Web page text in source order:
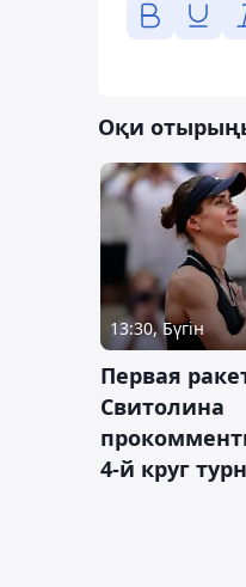
Оқи
13:30, Бүгін
Первая
Свитолина
4-й круг